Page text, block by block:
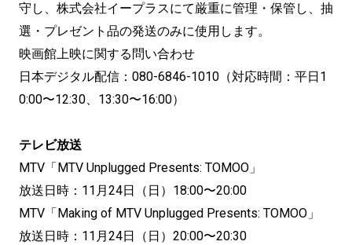
守し、株式会社イープラスにて厳重に管理・保管し、抽
選・プレゼント品の発送のみに使用します。
映画館上映に関する問い合わせ
日本デジタル配信：080-6846-1010（対応時間：平⽇1
0:00〜12:30、13:30〜16:00）
テレビ放送
MTV「MTV Unplugged Presents: TOMOO」
放送日時：11月24日（日）18:00〜20:00
MTV「Making of MTV Unplugged Presents: TOMOO」
放送日時：11月24日（日）20:00〜20:30